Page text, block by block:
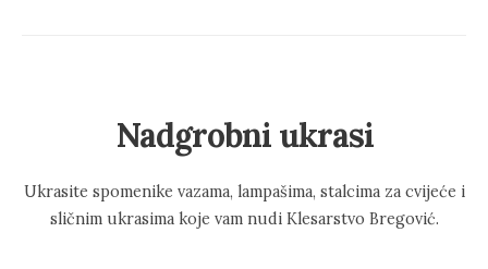
Nadgrobni ukrasi
Ukrasite spomenike vazama, lampašima, stalcima za cvijeće i
sličnim ukrasima koje vam nudi Klesarstvo Bregović.